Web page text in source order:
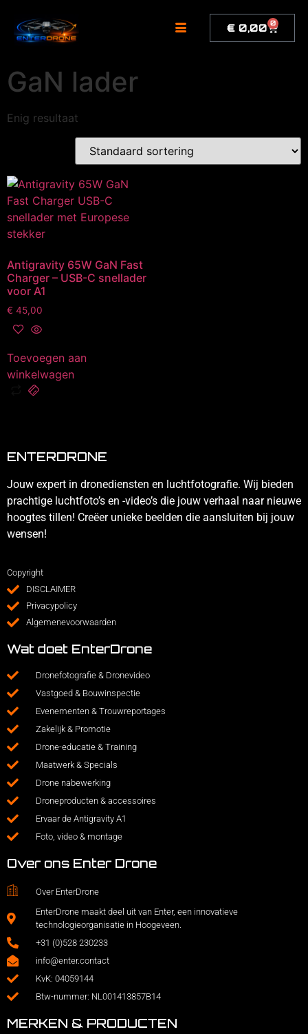
inhoud
€ 0,00 0
GaN lader
Enig resultaat
Antigravity 65W GaN Fast
Charger – USB-C snellader
voor A1
€ 45,00
Toevoegen aan
winkelwagen
ENTERDRONE
Jouw expert in dronediensten en luchtfotografie. Wij bieden
prachtige luchtfoto’s en -video’s die jouw verhaal naar nieuwe
hoogtes tillen! Creëer unieke beelden die aansluiten bij jouw
wensen!
Copyright
DISCLAIMER
Privacypolicy
Algemenevoorwaarden
Wat doet EnterDrone
Dronefotografie & Dronevideo
Vastgoed & Bouwinspectie
Evenementen & Trouwreportages
Zakelijk & Promotie
Drone-educatie & Training
Maatwerk & Specials
Drone nabewerking
Droneproducten & accessoires
Ervaar de Antigravity A1
Foto, video & montage
Over ons Enter Drone
Over EnterDrone
EnterDrone maakt deel uit van Enter, een innovatieve
technologieorganisatie in Hoogeveen.
+31 (0)528 230233
info@enter.contact
KvK: 04059144
Btw-nummer: NL001413857B14
MERKEN & PRODUCTEN